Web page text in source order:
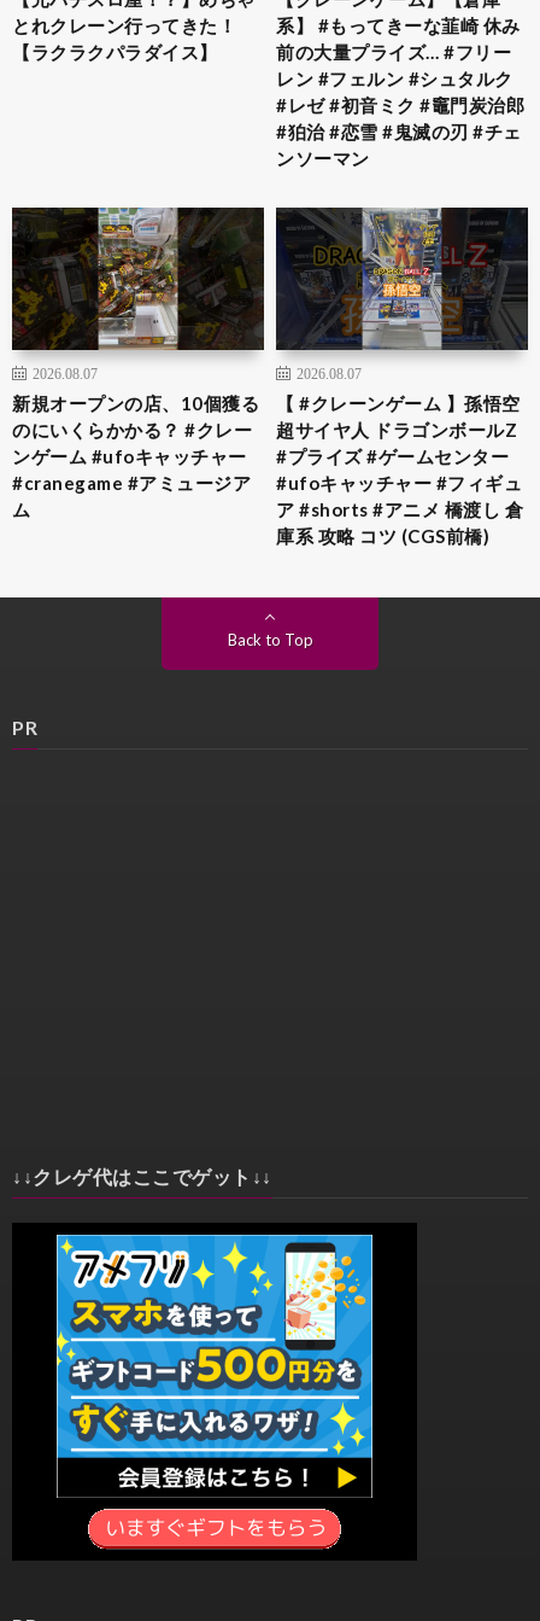
とれクレーン行ってきた！
【ラクラクパラダイス】
系】 #もってきーな韮崎 休み
前の大量プライズ… #フリー
レン #フェルン #シュタルク
#レゼ #初音ミク #竈門炭治郎
#狛治 #恋雪 #鬼滅の刃 #チェ
ンソーマン
2026.08.07
新規オープンの店、10個獲る
のにいくらかかる？ #クレー
ンゲーム #ufoキャッチャー
#cranegame #アミュージア
ム
2026.08.07
【 #クレーンゲーム 】孫悟空
超サイヤ人 ドラゴンボールZ
#プライズ #ゲームセンター
#ufoキャッチャー #フィギュ
ア #shorts #アニメ 橋渡し 倉
庫系 攻略 コツ (CGS前橋)
Back to Top
PR
↓↓クレゲ代はここでゲット↓↓